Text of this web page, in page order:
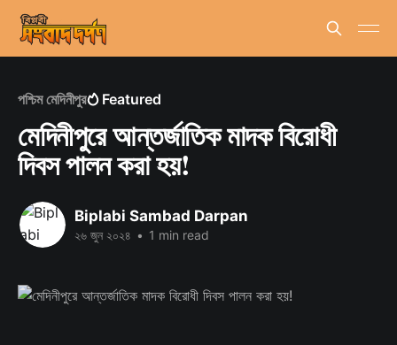
পশ্চিম মেদিনীপুর Featured
মেদিনীপুরে আন্তর্জাতিক মাদক বিরোধী
দিবস পালন করা হয়!
Biplabi Sambad Darpan
২৬ জুন ২০২৪ • 1 min read